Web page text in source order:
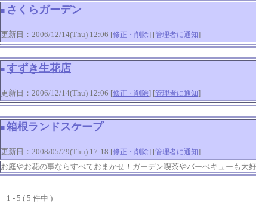
■ さくらガーデン
更新日：2006/12/14(Thu) 12:06 [修正・削除] [管理者に通知]
■ すずき生花店
更新日：2006/12/14(Thu) 12:06 [修正・削除] [管理者に通知]
■ 箱根ランドスケープ
更新日：2008/05/29(Thu) 17:18 [修正・削除] [管理者に通知]
お庭やお花の事ならすべておまかせ！ガーデン喫茶やバーべキューも大好
1 - 5 ( 5 件中 )